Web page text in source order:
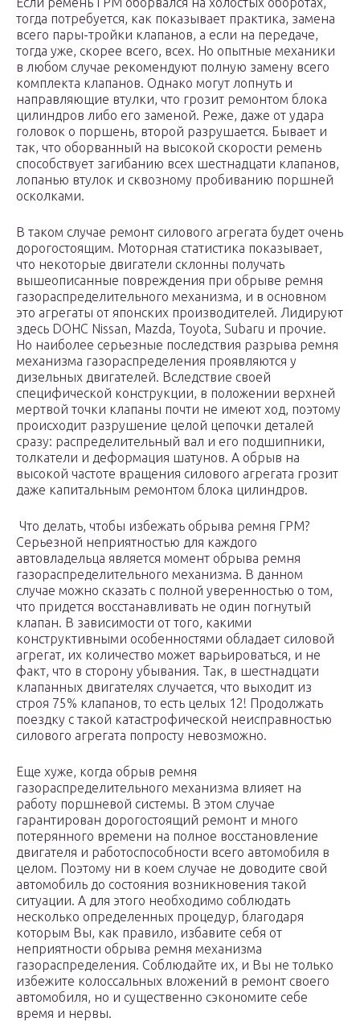
тогда потребуется, как показывает практика, замена
всего пары-тройки клапанов, а если на передаче,
тогда уже, скорее всего, всех. Но опытные механики
в любом случае рекомендуют полную замену всего
комплекта клапанов. Однако могут лопнуть и
направляющие втулки, что грозит ремонтом блока
цилиндров либо его заменой. Реже, даже от удара
головок о поршень, второй разрушается. Бывает и
так, что оборванный на высокой скорости ремень
способствует загибанию всех шестнадцати клапанов,
лопанью втулок и сквозному пробиванию поршней
осколками.
В таком случае ремонт силового агрегата будет очень
дорогостоящим. Моторная статистика показывает,
что некоторые двигатели склонны получать
вышеописанные повреждения при обрыве ремня
газораспределительного механизма, и в основном
это агрегаты от японских производителей. Лидируют
здесь DOHC Nissan, Mazda, Toyota, Subaru и прочие.
Но наиболее серьезные последствия разрыва ремня
механизма газораспределения проявляются у
дизельных двигателей. Вследствие своей
специфической конструкции, в положении верхней
мертвой точки клапаны почти не имеют ход, поэтому
происходит разрушение целой цепочки деталей
сразу: распределительный вал и его подшипники,
толкатели и деформация шатунов. А обрыв на
высокой частоте вращения силового агрегата грозит
даже капитальным ремонтом блока цилиндров.
Что делать, чтобы избежать обрыва ремня ГРМ?
Серьезной неприятностью для каждого
автовладельца является момент обрыва ремня
газораспределительного механизма. В данном
случае можно сказать с полной уверенностью о том,
что придется восстанавливать не один погнутый
клапан. В зависимости от того, какими
конструктивными особенностями обладает силовой
агрегат, их количество может варьироваться, и не
факт, что в сторону убывания. Так, в шестнадцати
клапанных двигателях случается, что выходит из
строя 75% клапанов, то есть целых 12! Продолжать
поездку с такой катастрофической неисправностью
силового агрегата попросту невозможно.
Еще хуже, когда обрыв ремня
газораспределительного механизма влияет на
работу поршневой системы. В этом случае
гарантирован дорогостоящий ремонт и много
потерянного времени на полное восстановление
двигателя и работоспособности всего автомобиля в
целом. Поэтому ни в коем случае не доводите свой
автомобиль до состояния возникновения такой
ситуации. А для этого необходимо соблюдать
несколько определенных процедур, благодаря
которым Вы, как правило, избавите себя от
неприятности обрыва ремня механизма
газораспределения. Соблюдайте их, и Вы не только
избежите колоссальных вложений в ремонт своего
автомобиля, но и существенно сэкономите себе
время и нервы.